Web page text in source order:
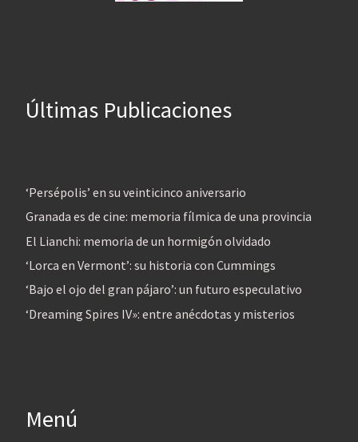
Últimas Publicaciones
‘Persépolis’ en su veinticinco aniversario
Granada es de cine: memoria fílmica de una provincia
El Lianchi: memoria de un hormigón olvidado
‘Lorca en Vermont’: su historia con Cummings
‘Bajo el ojo del gran pájaro’: un futuro especulativo
‘Dreaming Spires IV»: entre anécdotas y misterios
Menú